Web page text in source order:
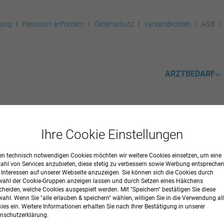
Passwort anfordern Datenschutz Versandkosten AGB
ARZTBEDARF
Ihre Cookie Einstellungen
technisch notwendigen Cookies möchten wir weitere Cookies einsetzen, um eine
von Services anzubieten, diese stetig zu verbessern sowie Werbung
Interessen auf unserer Webseite anzuzeigen. Sie können sich die Cookies durch
der Cookie-Gruppen anzeigen lassen und durch Setzen eines Häkchens
welche Cookies ausgespielt werden. Mit "Speichern" bestätigen Sie diese
Wenn Sie "alle erlauben & speichern" wählen, willigen Sie in die Verwendung
ein. Weitere Informationen erhalten Sie nach Ihrer Bestätigung in unserer